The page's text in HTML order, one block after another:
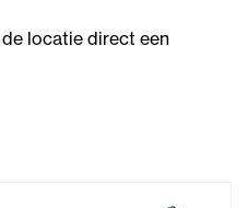
locatie direct een